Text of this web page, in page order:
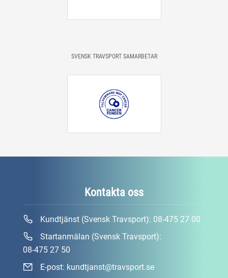
SVENSK TRAVSPORT SAMARBETAR
Kontakta oss
Kundtjänst (Svensk Travsport): 08-475 27 00
Startanmälan (Svensk Travsport):
08-475 27 50
E-post: kundtjanst@travsport.se